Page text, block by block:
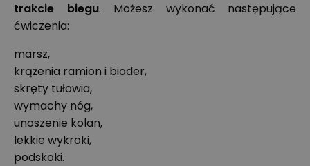
trakcie biegu. Możesz wykonać następujące
ćwiczenia:
marsz,
krążenia ramion i bioder,
skręty tułowia,
wymachy nóg,
unoszenie kolan,
lekkie wykroki,
podskoki.